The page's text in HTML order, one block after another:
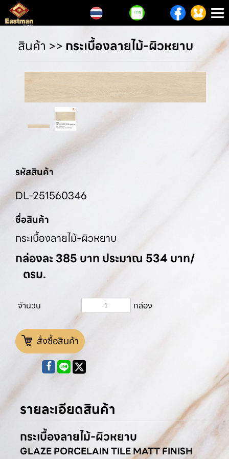
สินค้า >>กระเบื้องลายไม้-ผิวหยาบ
รหัสสินค้า
DL-251560346
ชื่อสินค้า
กระเบื้องลายไม้-ผิวหยาบ
กล่องละ 385 บาท ประมาณ 534 บาท/
ตรม.
จำนวน กล่อง
สั่งซื้อสินค้า
รายละเอียดสินค้า
กระเบื้องลายไม้-ผิวหยาบ
GLAZE PORCELAIN TILE MATT FINISH